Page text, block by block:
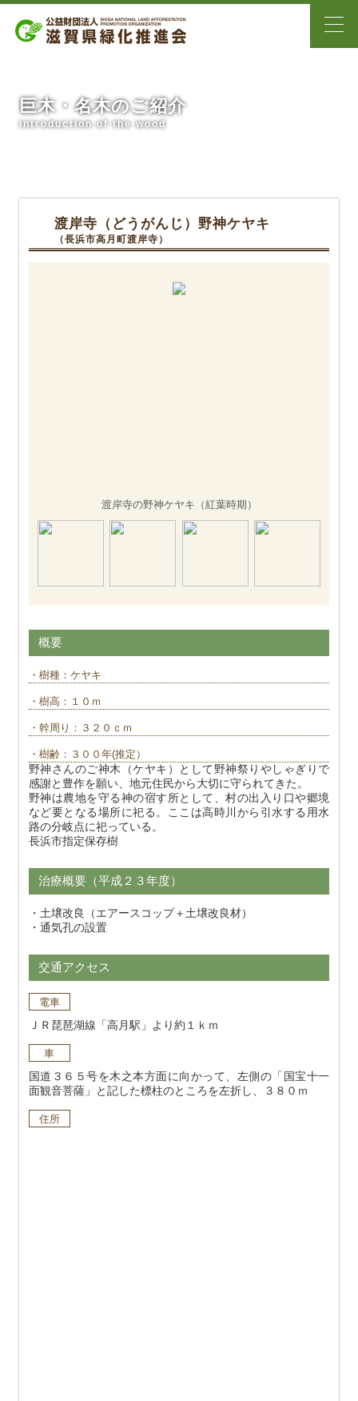
巨木・名木のご紹介
introduction of the wood
渡岸寺（どうがんじ）野神ケヤキ
（長浜市高月町渡岸寺）
渡岸寺の野神ケヤキ（紅葉時期）
概要
・樹種：ケヤキ
・樹高：１０ｍ
・幹周り：３２０ｃｍ
・樹齢：３００年(推定）
野神さんのご神木（ケヤキ）として野神祭りやしゃぎりで
感謝と豊作を願い、地元住民から大切に守られてきた。
野神は農地を守る神の宿す所として、村の出入り口や郷境
など要となる場所に祀る。ここは高時川から引水する用水
路の分岐点に祀っている。
長浜市指定保存樹
治療概要（平成２３年度）
・土壌改良（エアースコップ＋土壌改良材）
・通気孔の設置
交通アクセス
電車
ＪＲ琵琶湖線「高月駅」より約１ｋｍ
車
国道３６５号を木之本方面に向かって、左側の「国宝十一
面観音菩薩」と記した標柱のところを左折し、３８０ｍ
住所